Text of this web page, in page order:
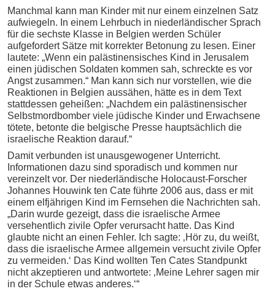
Manchmal kann man Kinder mit nur einem einzelnen Satz
aufwiegeln. In einem Lehrbuch in niederländischer Sprach
für die sechste Klasse in Belgien werden Schüler
aufgefordert Sätze mit korrekter Betonung zu lesen. Einer
lautete: „Wenn ein palästinensisches Kind in Jerusalem
einen jüdischen Soldaten kommen sah, schreckte es vor
Angst zusammen.“ Man kann sich nur vorstellen, wie die
Reaktionen in Belgien aussähen, hätte es in dem Text
stattdessen geheißen: „Nachdem ein palästinensischer
Selbstmordbomber viele jüdische Kinder und Erwachsene
tötete, betonte die belgische Presse hauptsächlich die
israelische Reaktion darauf.“
Damit verbunden ist unausgewogener Unterricht.
Informationen dazu sind sporadisch und kommen nur
vereinzelt vor. Der niederländische Holocaust-Forscher
Johannes Houwink ten Cate führte 2006 aus, dass er mit
einem elfjährigen Kind im Fernsehen die Nachrichten sah.
„Darin wurde gezeigt, dass die israelische Armee
versehentlich zivile Opfer verursacht hatte. Das Kind
glaubte nicht an einen Fehler. Ich sagte: ‚Hör zu, du weißt,
dass die israelische Armee allgemein versucht zivile Opfer
zu vermeiden.‘ Das Kind wollten Ten Cates Standpunkt
nicht akzeptieren und antwortete: ‚Meine Lehrer sagen mir
in der Schule etwas anderes.‘“